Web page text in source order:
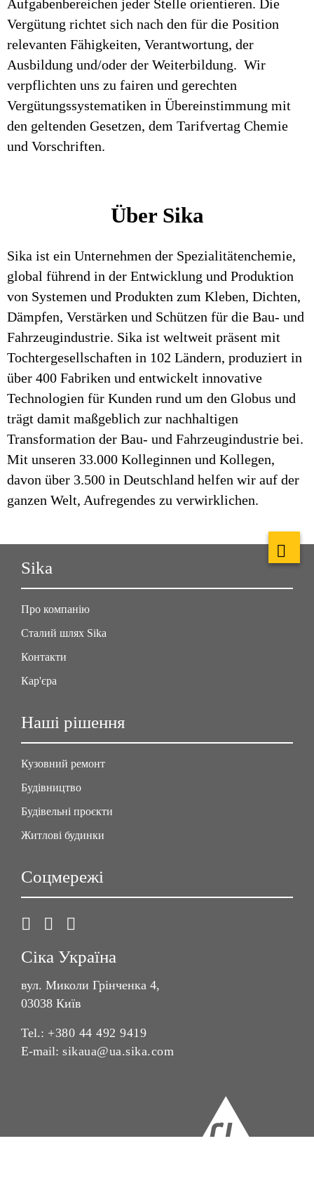
Aufgabenbereichen jeder Stelle orientieren. Die
Vergütung richtet sich nach den für die Position
relevanten Fähigkeiten, Verantwortung, der
Ausbildung und/oder der Weiterbildung. Wir
verpflichten uns zu fairen und gerechten
Vergütungssystematiken in Übereinstimmung mit
den geltenden Gesetzen, dem Tarifvertag Chemie
und Vorschriften.
Über Sika
Sika ist ein Unternehmen der Spezialitätenchemie,
global führend in der Entwicklung und Produktion
von Systemen und Produkten zum Kleben, Dichten,
Dämpfen, Verstärken und Schützen für die Bau- und
Fahrzeugindustrie. Sika ist weltweit präsent mit
Tochtergesellschaften in 102 Ländern, produziert in
über 400 Fabriken und entwickelt innovative
Technologien für Kunden rund um den Globus und
trägt damit maßgeblich zur nachhaltigen
Transformation der Bau- und Fahrzeugindustrie bei.
Mit unseren 33.000 Kolleginnen und Kollegen,
davon über 3.500 in Deutschland helfen wir auf der
ganzen Welt, Aufregendes zu verwirklichen.
Sika
Про компанію
Сталий шлях Sika
Контакти
Кар'єра
Наші рішення
Кузовний ремонт
Будівництво
Будівельні проєкти
Житлові будинки
Соцмережі
Сіка Україна
вул. Миколи Грінченка 4,
03038 Київ
Tel.: +380 44 492 9419
E-mail: sikaua@ua.sika.com